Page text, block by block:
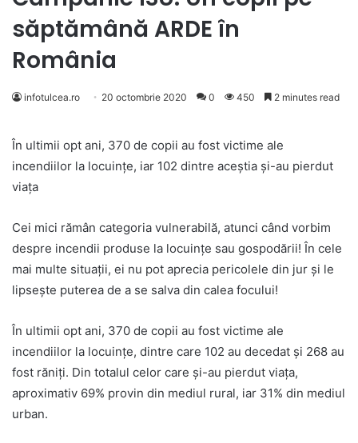
săptămână ARDE în
România
infotulcea.ro 20 octombrie 2020 0 450 2 minutes read
În ultimii opt ani, 370 de copii au fost victime ale
incendiilor la locuințe, iar 102 dintre aceștia și-au pierdut
viața
Cei mici rămân categoria vulnerabilă, atunci când vorbim
despre incendii produse la locuințe sau gospodării! În cele
mai multe situații, ei nu pot aprecia pericolele din jur și le
lipsește puterea de a se salva din calea focului!
În ultimii opt ani, 370 de copii au fost victime ale
incendiilor la locuințe, dintre care 102 au decedat și 268 au
fost răniți. Din totalul celor care și-au pierdut viața,
aproximativ 69% provin din mediul rural, iar 31% din mediul
urban.